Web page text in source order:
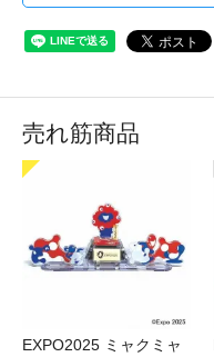
売れ筋商品
EXPO2025 ミャクミャ